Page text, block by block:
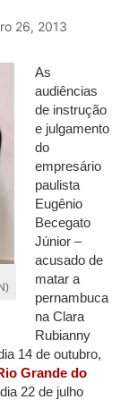
26, 2013
As
audiências
de instrução
e julgamento
do
empresário
paulista
Eugênio
Becegato
Júnior –
acusado de
matar a
pernambuca
na Clara
Rubianny
14 de outubro,
Grande do
22 de julho